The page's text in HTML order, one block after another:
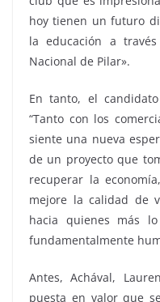
hoy tienen un futuro
la educación a
Nacional de Pilar».
En tanto, el
“Tanto con los
siente una nueva
de un proyecto que
recuperar la
mejore la calidad de
hacia quienes más
fundamentalmente
Antes, Achával,
puesta en valor que